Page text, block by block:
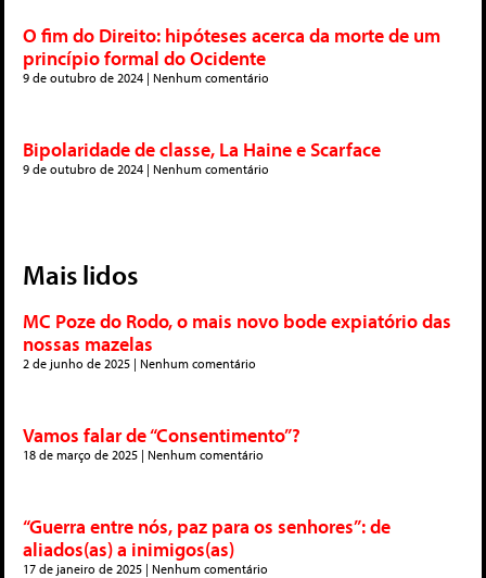
O fim do Direito: hipóteses acerca da morte de um
princípio formal do Ocidente
9 de outubro de 2024 Nenhum comentário
Bipolaridade de classe, La Haine e Scarface
9 de outubro de 2024 Nenhum comentário
Mais lidos
MC Poze do Rodo, o mais novo bode expiatório das
nossas mazelas
2 de junho de 2025 Nenhum comentário
Vamos falar de “Consentimento”?
18 de março de 2025 Nenhum comentário
“Guerra entre nós, paz para os senhores”: de
aliados(as) a inimigos(as)
17 de janeiro de 2025 Nenhum comentário